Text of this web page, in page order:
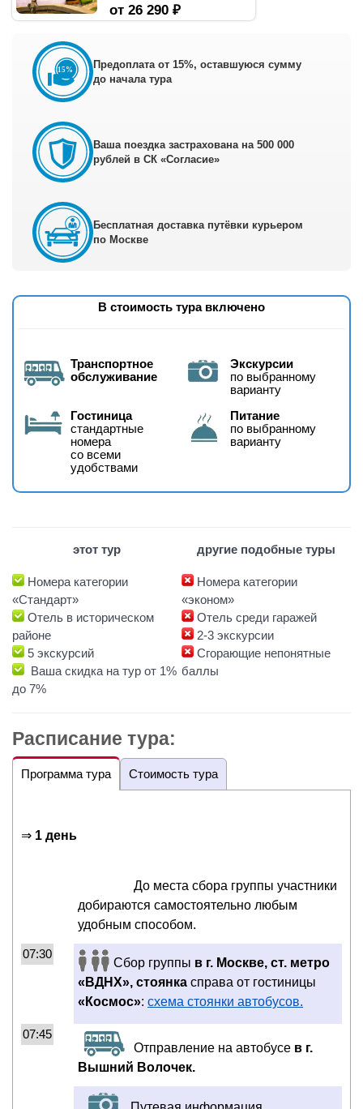
от 26 290 ₽
Предоплата от 15%, оставшуюся сумму
до начала тура
Ваша поездка застрахована на 500 000
рублей в СК «Согласие»
Бесплатная доставка путёвки курьером
по Москве
В стоимость тура включено
Транспортное
обслуживание
Экскурсии
по выбранному
варианту
Гостиница
стандартные
номера
со всеми
удобствами
Питание
по выбранному
варианту
этот тур
Номера категории
«Стандарт»
Отель в историческом
районе
5 экскурсий
Ваша скидка на тур от 1%
до 7%
другие подобные туры
Номера категории
«эконом»
Отель среди гаражей
2-3 экскурсии
Сгорающие непонятные
баллы
Расписание тура:
Программа тура Стоимость тура
⇒ 1 день
До места сбора группы участники
добираются самостоятельно любым
удобным способом.
07:30
Сбор группы в г. Москве, ст. метро
«ВДНХ», стоянка справа от гостиницы
«Космос»: схема стоянки автобусов.
07:45
Отправление на автобусе в г.
Вышний Волочек.